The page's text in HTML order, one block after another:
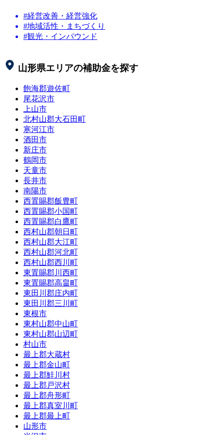
#経営改善・経営強化
#地域活性・まちづくり
#観光・インバウンド
山形県エリアの補助金を探す
飽海郡遊佐町
尾花沢市
上山市
北村山郡大石田町
寒河江市
酒田市
新庄市
鶴岡市
天童市
長井市
南陽市
西置賜郡飯豊町
西置賜郡小国町
西置賜郡白鷹町
西村山郡朝日町
西村山郡大江町
西村山郡河北町
西村山郡西川町
東置賜郡川西町
東置賜郡高畠町
東田川郡庄内町
東田川郡三川町
東根市
東村山郡中山町
東村山郡山辺町
村山市
最上郡大蔵村
最上郡金山町
最上郡鮭川村
最上郡戸沢村
最上郡舟形町
最上郡真室川町
最上郡最上町
山形市